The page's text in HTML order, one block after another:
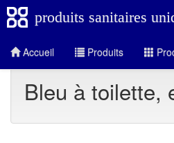
produits sanitaires
Accueil Produits
Bleu à toilette,